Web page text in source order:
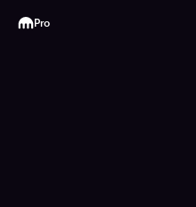
Kraken
Pro